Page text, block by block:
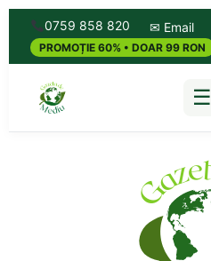
0759 858 820 ✉ Email
PROMOȚIE 60% • DOAR 99 RON
☰